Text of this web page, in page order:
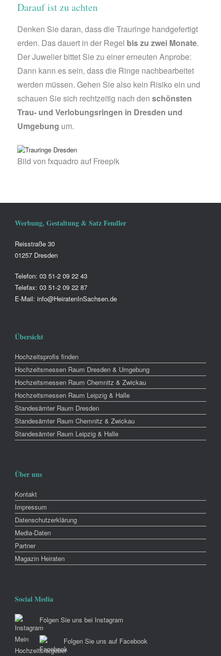
Darauf ist zu achten
Denken Sie daran, dass die Trauringe handgefertigt
erden. Das dauert in der Regel bis zu zwei Monate.
Der Juwelier bittet Sie zu einer erneuten Anprobe:
Dann kann es sein, dass die Ringe nachbearbeitet
werden müssen. Gehen Sie also kein Risiko ein und
schauen Sie sich rechtzeitig nach den schönsten
Trau- und Verlobungsringen in Dresden und
Umgebung um.
Bild von fxquadro auf Freepik
Werbung, Gestaltung & Satz Fendler
Reisstraße 30
01257 Dresden
Telefon: 03 51-2 09 22 43
Telefax: 03 51-2 09 22 87
E-Mail: info@HeiratenInSachsen.de
Übersicht
Hochzeitsprofis finden
Hochzeitsmessen Raum Dresden & Umgebung
Hochzeitsmessen Raum Chemnitz & Zwickau
Hochzeitsmessen Raum Leipzig & Halle
Standesämter Raum Dresden
Standesämter Raum Chemnitz & Zwickau
Standesämter Raum Leipzig & Halle
Über uns
Kontakt
Impressum
Datenschutzerklärung
Media-Daten
Partner
Magazin Heiraten
Social Media
Folgen Sie uns bei Instagram
Folgen Sie uns auf Facebook